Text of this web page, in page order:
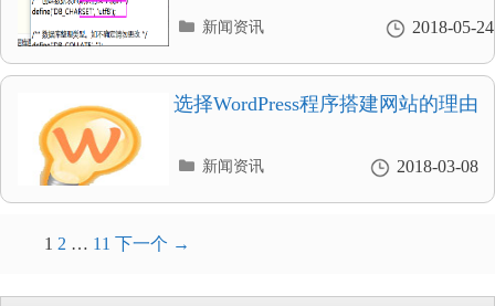
2018-05-24
分
录
新闻资讯
选择WordPress程序搭建网站的理由
2018-03-08
分
新闻资讯
文
导
1 2 … 11 下一个 →